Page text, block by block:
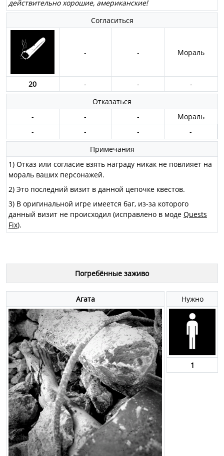
действительно хорошие, американские!
Согласиться
- - Мораль
20 - -
-
Отказаться
-
- -
Мораль
-
- -
-
Примечания
1) Отказ или согласие взять награду никак не повлияет на
мораль ваших персонажей.
2) Это последний визит в данной цепочке квестов.
3) В оригинальной игре имеется баг, из-за которого
данный визит не происходил (исправлено в моде Quests
Fix).
Погребённые заживо
Агата Нужно
1